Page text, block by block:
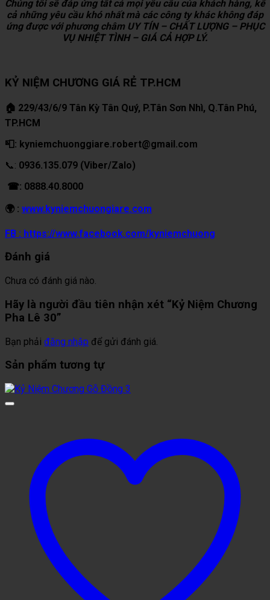
Chúng tôi sẽ đáp ứng tất cả mọi yêu cầu của khách hàng, kể
cả những yêu cầu khó nhất mà các công ty khác không đáp
ứng được với phương châm UY TÍN – CHẤT LƯỢNG – PHỤC
VỤ NHIỆT TÌNH – GIÁ CẢ HỢP LÝ.
KỶ NIỆM CHƯƠNG GIÁ RẺ TP.HCM
🏠 229/43/6/9 Tân Kỳ Tân Quý, P.Tân Sơn Nhì, Q.Tân Phú,
TP.HCM
📮: kyniemchuonggiare.robert@gmail.com
📞: 0936.135.079 (Viber/Zalo)
☎: 0888.40.8000
🌍 : www.kyniemchuongiare.com
FB : https://www.facebook.com/kyniemchuong
Đánh giá
Chưa có đánh giá nào.
Hãy là người đầu tiên nhận xét “Kỷ Niệm Chương
Pha Lê 30”
Bạn phải đăng nhập để gửi đánh giá.
Sản phẩm tương tự